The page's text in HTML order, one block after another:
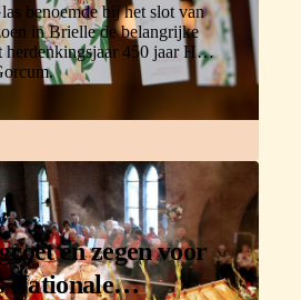
benoemde bij het slot van
in Brielle de belangrijke
herdenkingsjaar 450 jaar HH.
en zegen voor
Nationale